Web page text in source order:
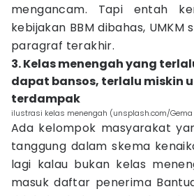
mengancam. Tapi entah
kebijakan BBM dibahas, UMKM
paragraf terakhir.
3. Kelas menengah yang
dapat bansos, terlalu miskin
terdampak
ilustrasi kelas menengah (unsplash.com/Gema
Ada kelompok masyarakat
tanggung dalam skema
lagi kalau bukan kelas
masuk daftar penerima